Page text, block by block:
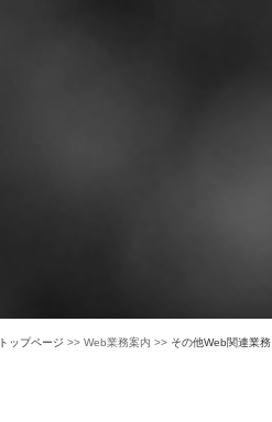
トップページ >> Web業務案内 >> その他Web関連業務